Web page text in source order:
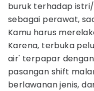
buruk terhadap
sebagai perawat,
Kamu harus
Karena, terbuka
air' terpapar
pasangan shift
berlawanan jenis,